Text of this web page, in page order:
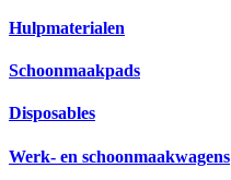
Hulpmaterialen
Schoonmaakpads
Disposables
Werk- en schoonmaakwagens